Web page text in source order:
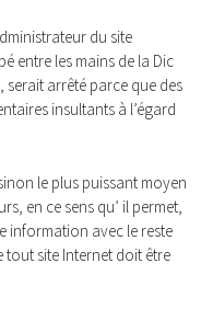
du site
entre les mains de la Dic
serait arrêté parce que des
insultants à l’égard
le plus puissant moyen
en ce sens qu’ il permet,
information avec le reste
tout site Internet doit être